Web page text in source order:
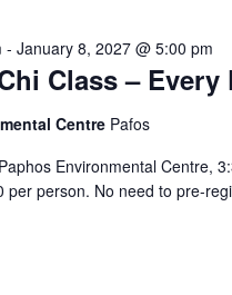
Class – Every
- January 8, 2027 @ 5:00 pm
Centre Pafos
Environmental Centre,
per person. No need to pre-